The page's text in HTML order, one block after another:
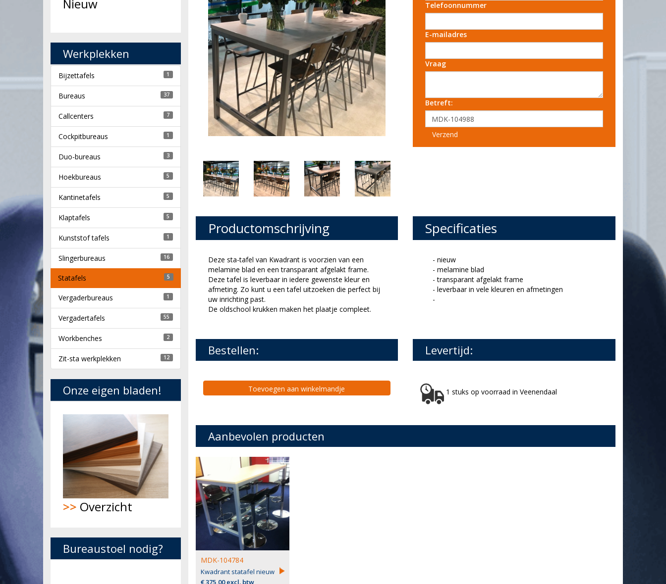
Telefoonnummer
E-mailadres
Vraag
Betreft:
Verzend
Productomschrijving
Deze sta-tafel van Kwadrant is voorzien van een
melamine blad en een transparant afgelakt frame.
Deze tafel is leverbaar in iedere gewenste kleur en
afmeting. Zo kunt u een tafel uitzoeken die perfect bij
uw inrichting past.
De oldschool krukken maken het plaatje compleet.
Specificaties
- nieuw
- melamine blad
- transparant afgelakt frame
- leverbaar in vele kleuren en afmetingen
-
Bestellen:
Toevoegen aan winkelmandje
Levertijd:
1 stuks op voorraad in Veenendaal
Aanbevolen producten
MDK-104784
Kwadrant statafel nieuw
€ 375,00 excl. btw
Nieuw
Werkplekken
Bijzettafels 1
Bureaus 37
Callcenters 7
Cockpitbureaus 1
Duo-bureaus 3
Hoekbureaus 5
Kantinetafels 5
Klaptafels 5
Kunststof tafels 1
Slingerbureaus 16
Statafels 5
Vergaderbureaus 1
Vergadertafels 55
Workbenches 2
Zit-sta werkplekken 12
Onze eigen bladen!
>> Overzicht
Bureaustoel nodig?